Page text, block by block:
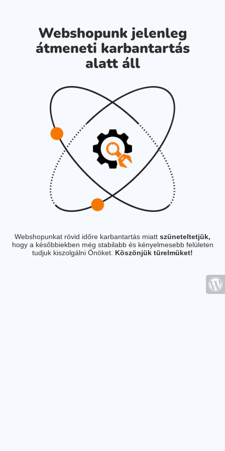
Webshopunk jelenleg
átmeneti karbantartás
alatt áll
Webshopunkat rövid időre karbantartás miatt szüneteltetjük,
hogy a későbbiekben még stabilabb és kényelmesebb felületen
tudjuk kiszolgálni Önöket. Köszönjük türelmüket!